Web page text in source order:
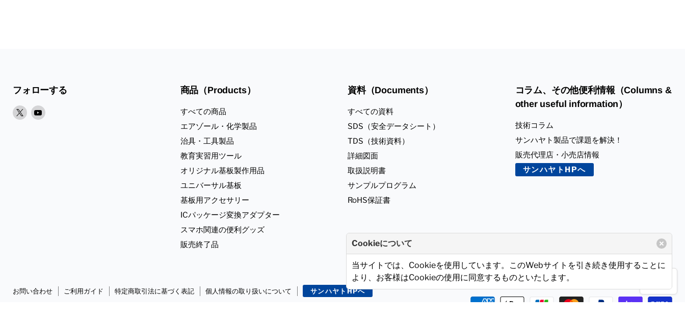
フォローする
X
Youtube
商品（Products）
すべての商品
エアゾール・化学製品
治具・工具製品
教育実習用ツール
オリジナル基板製作用品
ユニバーサル基板
基板用アクセサリー
ICパッケージ変換アダプター
スマホ関連の便利グッズ
販売終了品
資料（Documents）
すべての資料
SDS（安全データシート）
TDS（技術資料）
詳細図面
取扱説明書
サンプルプログラム
RoHS保証書
コラム、その他便利情報（Columns &
other useful information）
技術コラム
サンハヤト製品で課題を解決！
販売代理店・小売店情報
サンハヤトHPへ
お問い合わせ ご利用ガイド 特定商取引法に基づく表記 個人情報の取り扱いについて
サンハヤトHPへ
Cookieについて
当サイトでは、Cookieを使用しています。このWebサイトを引き続き使用することに
より、お客様はCookieの使用に同意するものといたします。